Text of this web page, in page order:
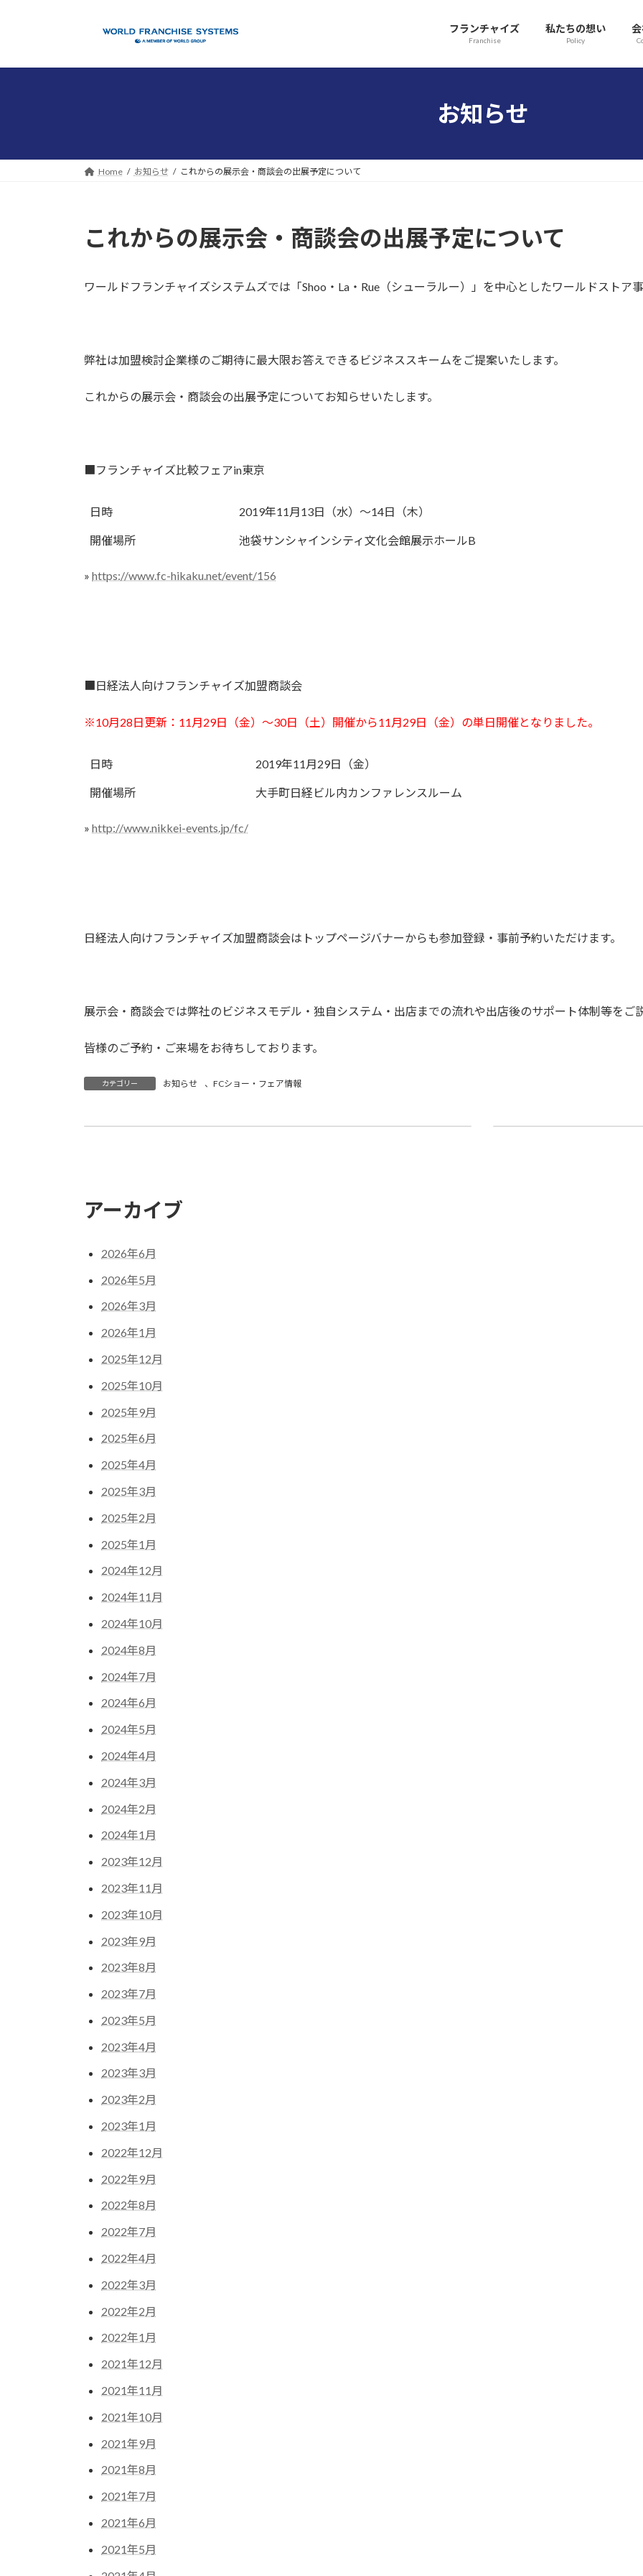
プ
動
フランチャイズ
Franchise
私たちの想い
Policy
お知らせ
Home お知らせ これからの展示会・商談会の出展予定について
これからの展示会・商談会の出展予定について
ワールドフランチャイズシステムズでは「Shoo・La・Rue（シューラルー）」を中心としたワールドストア
弊社は加盟検討企業様のご期待に最大限お答えできるビジネススキームをご提案いたします。
これからの展示会・商談会の出展予定についてお知らせいたします。
■フランチャイズ比較フェアin東京
日時 2019年11月13日（水）～14日（木）
開催場所 池袋サンシャインシティ文化会館展示ホールB
» https://www.fc-hikaku.net/event/156
■日経法人向けフランチャイズ加盟商談会
※10月28日更新：11月29日（金）～30日（土）開催から11月29日（金）の単日開催となりました。
日時 2019年11月29日（金）
開催場所 大手町日経ビル内カンファレンスルーム
» http://www.nikkei-events.jp/fc/
日経法人向けフランチャイズ加盟商談会はトップページバナーからも参加登録・事前予約いただけます。
展示会・商談会では弊社のビジネスモデル・独自システム・出店までの流れや出店後のサポート体制等をご
皆様のご予約・ご来場をお待ちしております。
カテゴリー お知らせ 、 FCショー・フェア情報
アーカイブ
2026年6月
2026年5月
2026年3月
2026年1月
2025年12月
2025年10月
2025年9月
2025年6月
2025年4月
2025年3月
2025年2月
2025年1月
2024年12月
2024年11月
2024年10月
2024年8月
2024年7月
2024年6月
2024年5月
2024年4月
2024年3月
2024年2月
2024年1月
2023年12月
2023年11月
2023年10月
2023年9月
2023年8月
2023年7月
2023年5月
2023年4月
2023年3月
2023年2月
2023年1月
2022年12月
2022年9月
2022年8月
2022年7月
2022年4月
2022年3月
2022年2月
2022年1月
2021年12月
2021年11月
2021年10月
2021年9月
2021年8月
2021年7月
2021年6月
2021年5月